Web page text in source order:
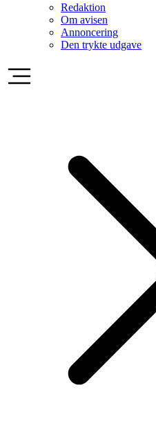
Redaktion
Om avisen
Annoncering
Den trykte udgave